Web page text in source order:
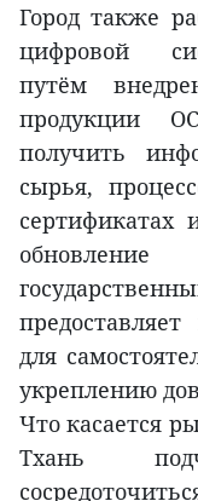
Город также
цифровой
путём
продукции
получить
сырья,
сертификатах
для
укреплению
Что касается
Тхань